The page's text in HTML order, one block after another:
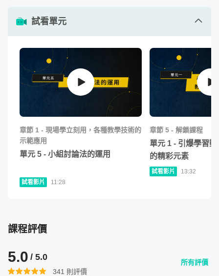
一、現場學立刻用！各種教學技術的示範應用
用方法；
問答法、小組討論法、演練法、三明治回饋法等各種方法，
還有常見問題
試看單元
章節 1 - 現場學立刻用，各種教學技術的
示範應用
單元 5 - 小組討論法的運用
試看影片 11:28
章節 5 - 解鎖課程
單元 1 - 引爆學習
的精彩元素
試看影片 13:32
課程評價
5.0 / 5.0
341 則評價
所有評價